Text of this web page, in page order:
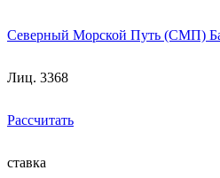
Северный Морской Путь (СМП)
Лиц. 3368
Рассчитать
ставка